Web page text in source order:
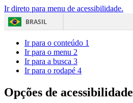
Ir direto para menu de acessibilidade.
BRASIL
Ir para o conteúdo 1
Ir para o menu 2
Ir para a busca 3
Ir para o rodapé 4
Opções de acessibilidade